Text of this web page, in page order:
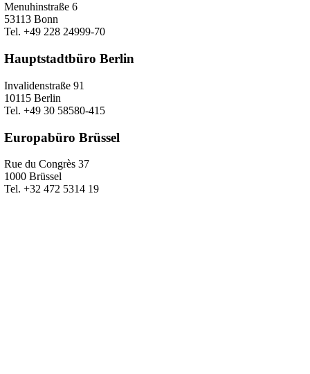
Menuhinstraße 6
53113 Bonn
Tel. +49 228 24999-70
Hauptstadtbüro Berlin
Invalidenstraße 91
10115 Berlin
Tel. +49 30 58580-415
Europabüro Brüssel
Rue du Congrès 37
1000 Brüssel
Tel. +32 472 5314 19